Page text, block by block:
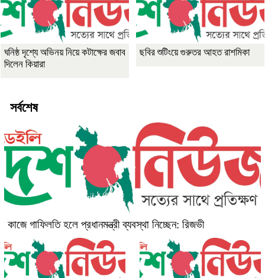
ঘনিষ্ঠ দৃশ্যে অভিনয় নিয়ে কটাক্ষের জবাব
দিলেন কিয়ারা
ছবির শুটিংয়ে গুরুতর আহত রাশমিকা
সর্বশেষ
কাজে গাফিলতি হলে প্রধানমন্ত্রী ব্যবস্থা নিচ্ছেন: রিজভী